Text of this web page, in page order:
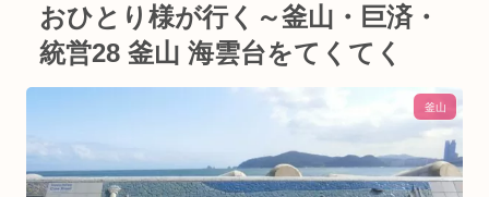
おひとり様が行く～釜山・巨済・
統営28 釜山 海雲台をてくてく
釜山